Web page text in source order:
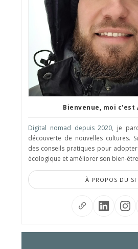
Bienvenue, moi c'est
Digital nomad depuis 2020, je
découverte de nouvelles cultures.
des conseils pratiques pour
écologique et améliorer son bien-
À PROPOS DU